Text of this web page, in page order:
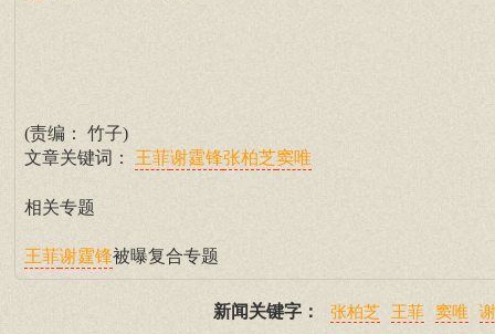
(责编： 竹子)
文章关键词： 王菲谢霆锋张柏芝窦唯
相关专题
王菲谢霆锋被曝复合专题
新闻关键字： 张柏芝 王菲 窦唯